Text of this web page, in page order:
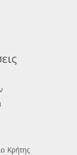
Κρήτης